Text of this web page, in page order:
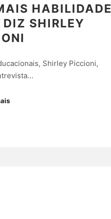
HABILIDADE
DIZ SHIRLEY
Shirley Piccioni,